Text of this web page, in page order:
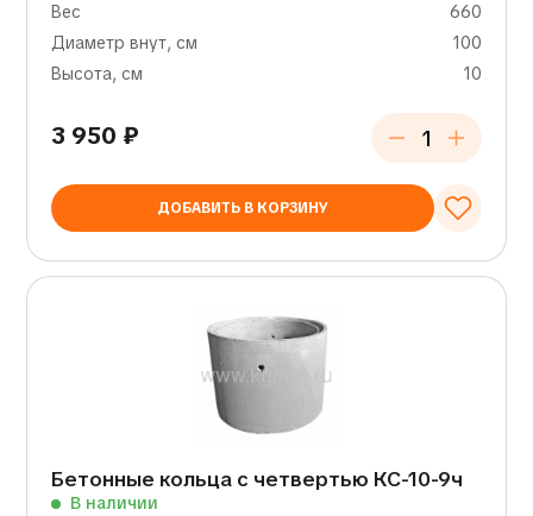
Вес
660
Диаметр внут, см
100
Высота, см
10
3 950 ₽
ДОБАВИТЬ В КОРЗИНУ
Бетонные кольца с четвертью КС-10-9ч
В наличии